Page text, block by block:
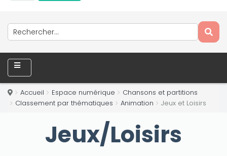
Accueil Espace numérique
Chansons et partitions
Classement par thématiques
Animation Jeux et Loisirs
Jeux/Loisirs